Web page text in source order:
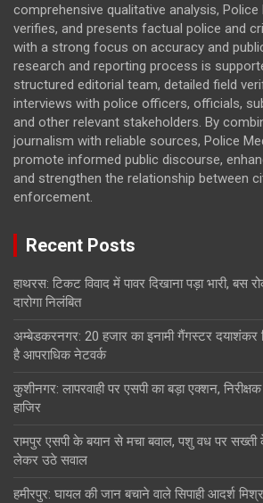
comprehensive qualitative analysis, Police
verifies, and presents factual police and
with a strong focus on accuracy and
research and reporting process is
structured editorial team, detailed field
interviews with police officers, officials,
and other relevant stakeholders. By
journalism with reliable sources, Police
promote informed public discourse,
and strengthen the relationship between
enforcement.
Recent Posts
हाथरस: टिकट विवाद में पावर दिखाना पड़ा भारी, बस
दारोगा निलंबित
अम्बेडकरनगर: 20 हजार का इनामी गैंगस्टर दयाशंकर
है आपराधिक नेटवर्क
कुशीनगर: लापरवाही पर एसपी का बड़ा एक्शन,
हाजिर
रामपुर एसपी के बयान से मचा बवाल, पशु वध पर
लेकर उठे सवाल
हमीरपुर: घायल की जान बचाने वाले सिपाही आदर्श